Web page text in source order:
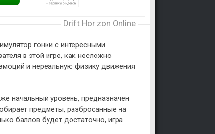
Drift Horizon Online
гонки с интересными
в этой игре, как несложно
и нереальную физику движения
начальный уровень, предназначен
предметы, разбросанные на
баллов будет достаточно, игра